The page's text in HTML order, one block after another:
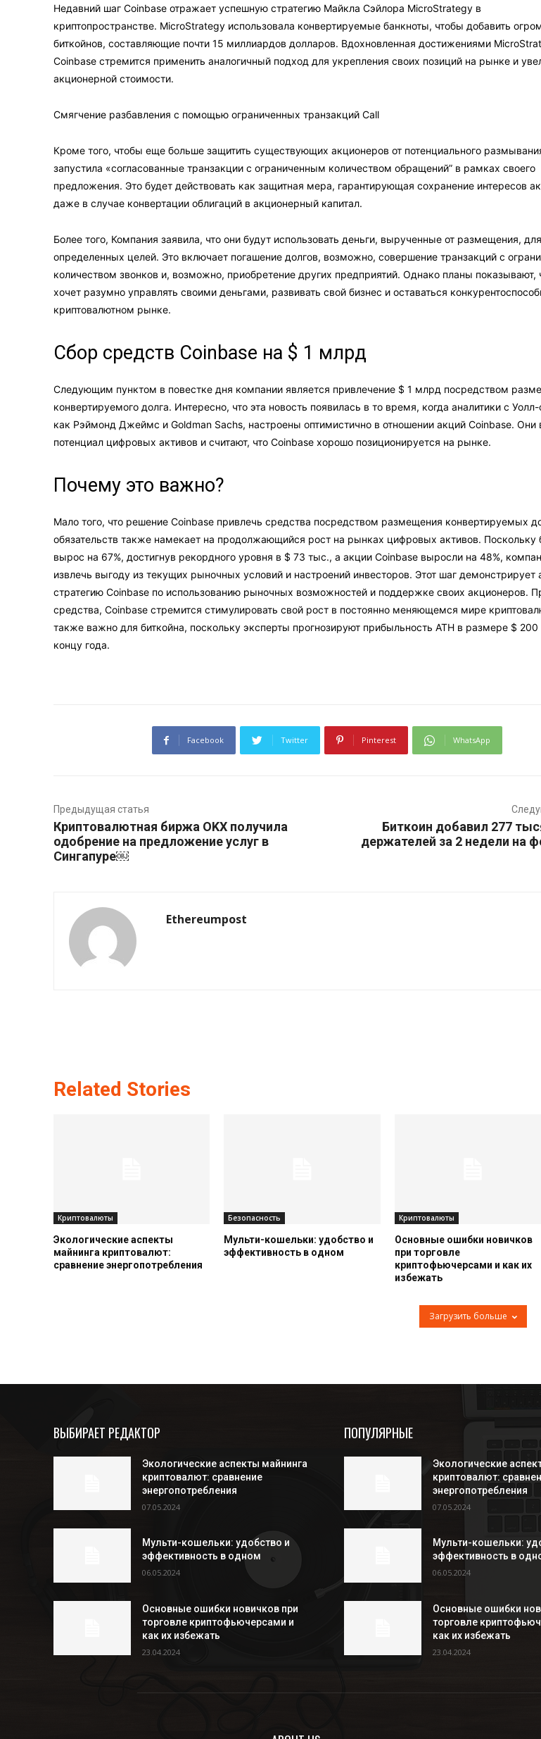
Недавний шаг Coinbase отражает успешную стратегию Майкла Сэйлора MicroStrategy в
криптопространстве. MicroStrategy использовала конвертируемые банкноты, чтобы добавить
биткойнов, составляющие почти 15 миллиардов долларов. Вдохновленная достижениями
Coinbase стремится применить аналогичный подход для укрепления своих позиций на рынке и
акционерной стоимости.
Смягчение разбавления с помощью ограниченных транзакций Call
Кроме того, чтобы еще больше защитить существующих акционеров от потенциального
запустила «согласованные транзакции с ограниченным количеством обращений” в рамках своего
предложения. Это будет действовать как защитная мера, гарантирующая сохранение интересов
даже в случае конвертации облигаций в акционерный капитал.
Более того, Компания заявила, что они будут использовать деньги, вырученные от размещения, для
определенных целей. Это включает погашение долгов, возможно, совершение транзакций с
количеством звонков и, возможно, приобретение других предприятий. Однако планы показывают,
хочет разумно управлять своими деньгами, развивать свой бизнес и оставаться
криптовалютном рынке.
Сбор средств Coinbase на $ 1 млрд
Следующим пунктом в повестке дня компании является привлечение $ 1 млрд посредством
конвертируемого долга. Интересно, что эта новость появилась в то время, когда аналитики с Уолл-
как Рэймонд Джеймс и Goldman Sachs, настроены оптимистично в отношении акций Coinbase. Они
потенциал цифровых активов и считают, что Coinbase хорошо позиционируется на рынке.
Почему это важно?
Мало того, что решение Coinbase привлечь средства посредством размещения конвертируемых
обязательств также намекает на продолжающийся рост на рынках цифровых активов. Поскольку
вырос на 67%, достигнув рекордного уровня в $ 73 тыс., а акции Coinbase выросли на 48%,
извлечь выгоду из текущих рыночных условий и настроений инвесторов. Этот шаг демонстрирует
стратегию Coinbase по использованию рыночных возможностей и поддержке своих акционеров.
средства, Coinbase стремится стимулировать свой рост в постоянно меняющемся мире
также важно для биткойна, поскольку эксперты прогнозируют прибыльность ATH в размере $ 200
концу года.
Facebook Twitter Pinterest WhatsApp
Предыдущая статья
Криптовалютная биржа OKX получила
одобрение на предложение услуг в
Сингапуре￼
Биткоин добавил 277
держателей за 2 недели на
Ethereumpost
Related Stories
Криптовалюты
Экологические аспекты
майнинга криптовалют:
сравнение энергопотребления
Безопасность
Мульти-кошельки: удобство и
эффективность в одном
Криптовалюты
Основные ошибки новичков
при торговле
криптофьючерсами и как их
избежать
Загрузить больше
ВЫБИРАЕТ РЕДАКТОР
Экологические аспекты майнинга
криптовалют: сравнение
энергопотребления
07.05.2024
Мульти-кошельки: удобство и
эффективность в одном
06.05.2024
Основные ошибки новичков при
торговле криптофьючерсами и
как их избежать
23.04.2024
ПОПУЛЯРНЫЕ
Экологические
криптовалют:
энергопотребления
07.05.2024
Мульти-кошельки:
эффективность в
06.05.2024
Основные ошибки
торговле
как их избежать
23.04.2024